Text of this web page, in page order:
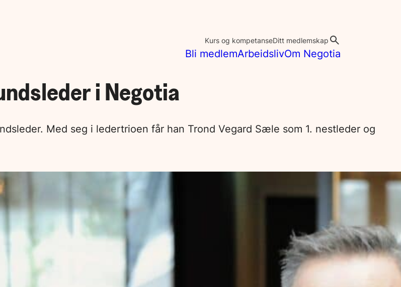
Bli medlemArbeidslivOm Negotia
Kurs og kompetanseDitt medlemskap
i Negotia
Med seg i ledertrioen får han Trond Vegard Sæle som 1. nestleder og